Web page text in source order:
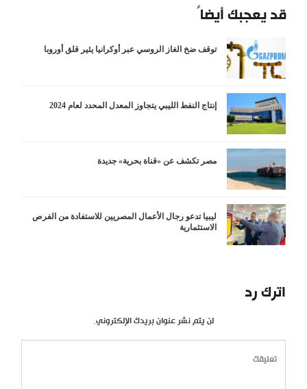
قد يعجبك أيضاً
توقف ضخ الغاز الروسي عبر أوكرانيا يثير قلق أوروبا
إنتاج النفط الليبي يتجاوز المعدل المحدد لعام 2024
مصر تكشف عن «قناة بحرية» جديدة
ليبيا تدعو رجال الأعمال المصريين للاستفادة من الفرص
الاستثمارية
اترك رد
لن يتم نشر عنوان بريدك الإلكتروني.